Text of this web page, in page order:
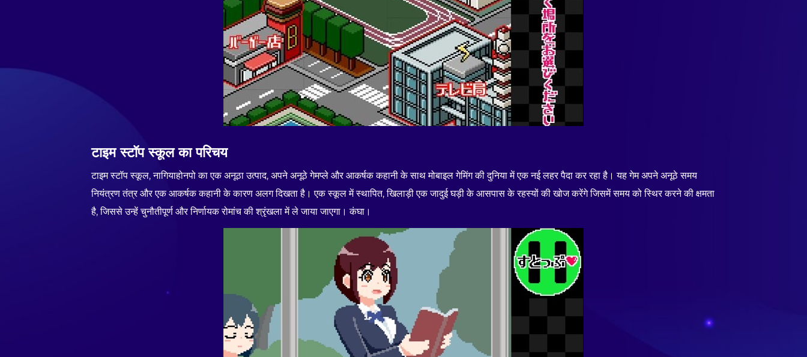
टाइम स्टॉप स्कूल का परिचय
टाइम स्टॉप स्कूल, नागियाहोनपो का एक अनूठा उत्पाद, अपने अनूठे गेमप्ले और आकर्षक कहानी के साथ मोबाइल गेमिंग की दुनिया में एक नई लहर पैदा कर रहा है। यह गेम अपने अनूठे समय
नियंत्रण तंत्र और एक आकर्षक कहानी के कारण अलग दिखता है। एक स्कूल में स्थापित, खिलाड़ी एक जादुई घड़ी के आसपास के रहस्यों की खोज करेंगे जिसमें समय को स्थिर करने की क्षमता
है, जिससे उन्हें चुनौतीपूर्ण और निर्णायक रोमांच की श्रृंखला में ले जाया जाएगा। कंघा।